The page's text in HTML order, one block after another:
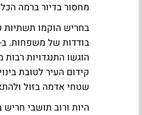
מחסור בדיור ברמה
הוגשו התנגדויות
קידום העיר לטובת
שטחי אדמה בזול
היות ורוב תושבי